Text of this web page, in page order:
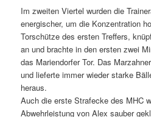
Im zweiten Viertel wurden die
energischer, um die Konzentration
Torschütze des ersten Treffers,
an und brachte in den ersten zwei
das Mariendorfer Tor. Das
und lieferte immer wieder starke
heraus.
Auch die erste Strafecke des MHC
Abwehrleistung von Alex sauber